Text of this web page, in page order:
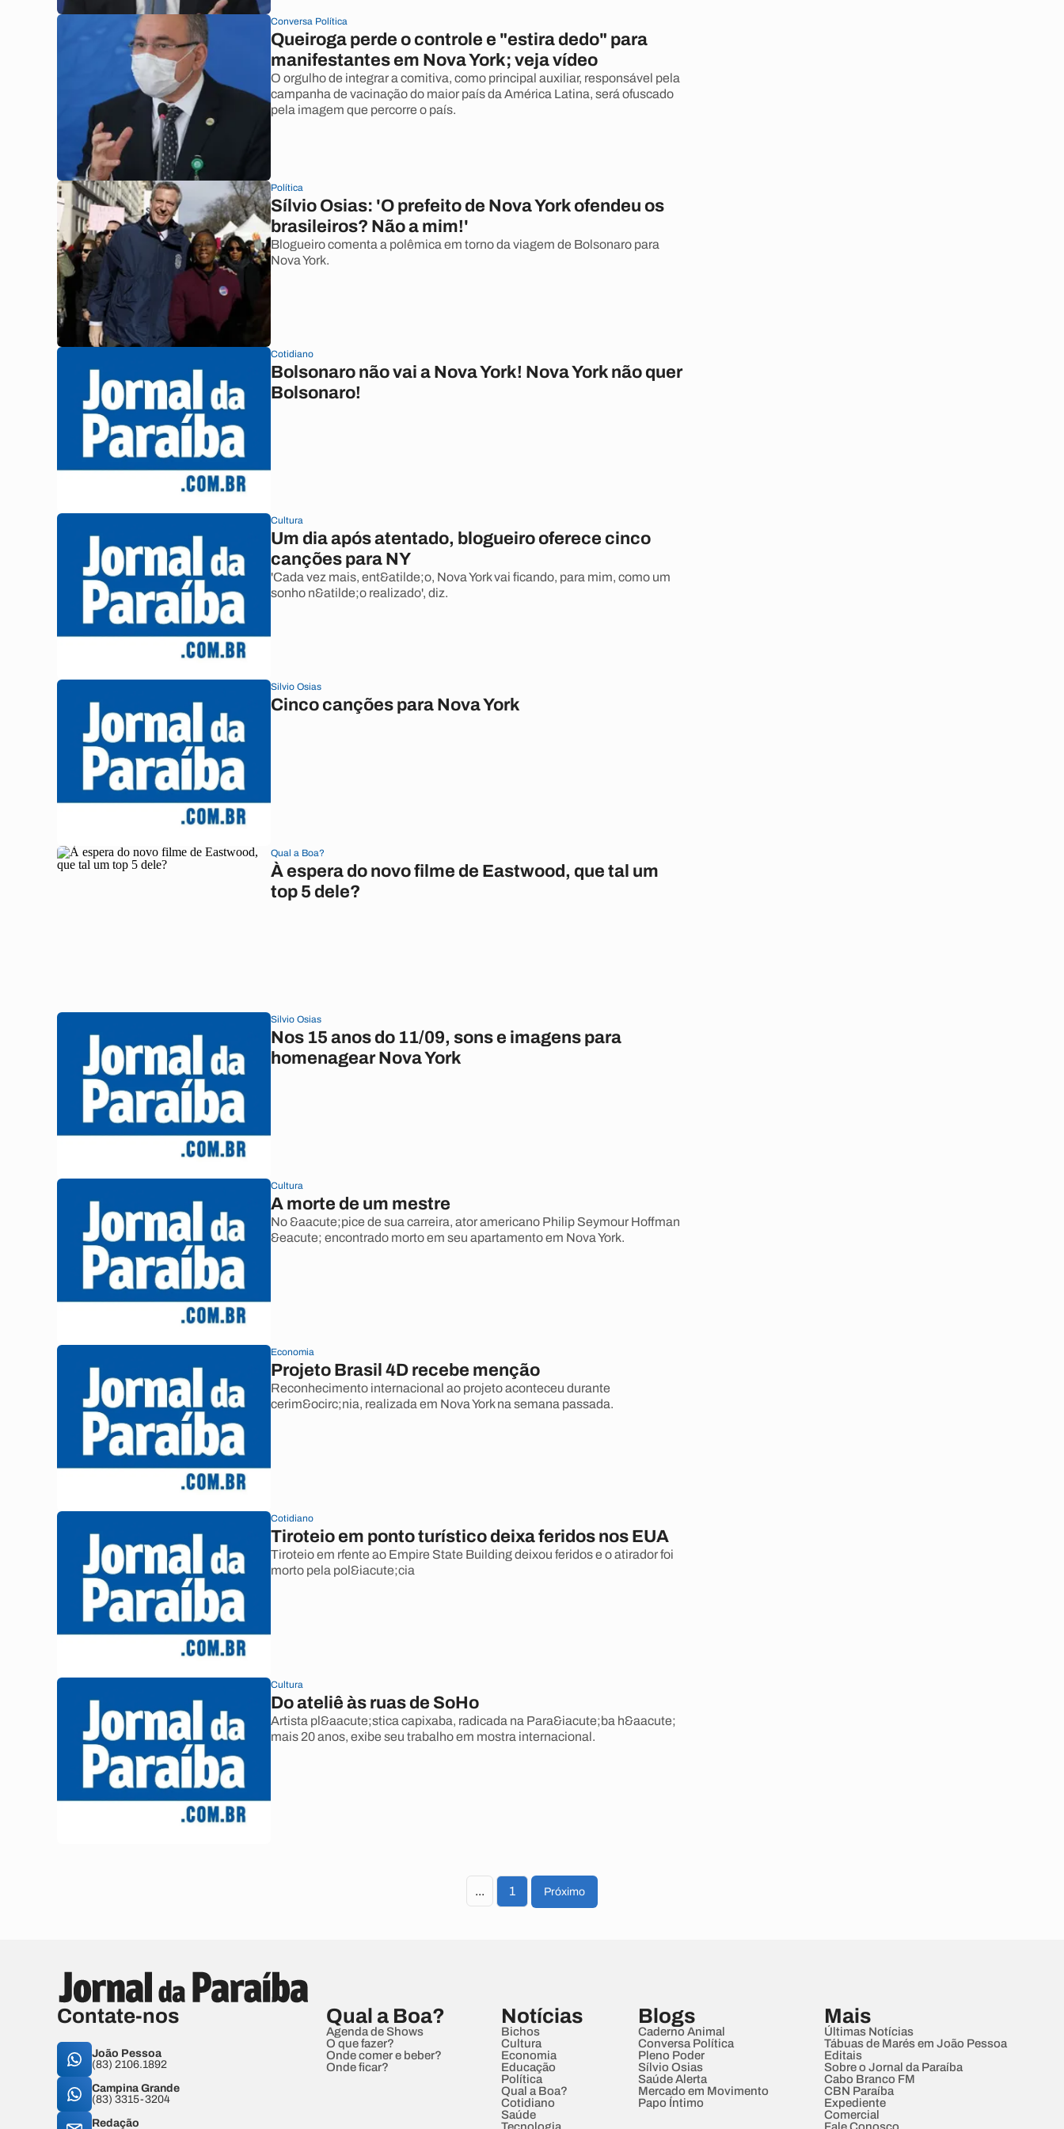
Conversa Política
Queiroga perde o controle e "estira dedo" para
manifestantes em Nova York; veja vídeo
O orgulho de integrar a comitiva, como principal auxiliar, responsável pela
campanha de vacinação do maior país da América Latina, será ofuscado
pela imagem que percorre o país.
Política
Sílvio Osias: 'O prefeito de Nova York ofendeu os
brasileiros? Não a mim!'
Blogueiro comenta a polêmica em torno da viagem de Bolsonaro para
Nova York.
Cotidiano
Bolsonaro não vai a Nova York! Nova York não quer
Bolsonaro!
Cultura
Um dia após atentado, blogueiro oferece cinco
canções para NY
'Cada vez mais, ent&atilde;o, Nova York vai ficando, para mim, como um
sonho n&atilde;o realizado', diz.
Silvio Osias
Cinco canções para Nova York
Qual a Boa?
À espera do novo filme de Eastwood, que tal um
top 5 dele?
Silvio Osias
Nos 15 anos do 11/09, sons e imagens para
homenagear Nova York
Cultura
A morte de um mestre
No &aacute;pice de sua carreira, ator americano Philip Seymour Hoffman
&eacute; encontrado morto em seu apartamento em Nova York.
Economia
Projeto Brasil 4D recebe menção
Reconhecimento internacional ao projeto aconteceu durante
cerim&ocirc;nia, realizada em Nova York na semana passada.
Cotidiano
Tiroteio em ponto turístico deixa feridos nos EUA
Tiroteio em rfente ao Empire State Building deixou feridos e o atirador foi
morto pela pol&iacute;cia
Cultura
Do ateliê às ruas de SoHo
Artista pl&aacute;stica capixaba, radicada na Para&iacute;ba h&aacute;
mais 20 anos, exibe seu trabalho em mostra internacional.
... 1 Próximo
Contate-nos
João Pessoa
(83) 2106.1892
Campina Grande
(83) 3315-3204
Redação
Qual a Boa?
Agenda de Shows
O que fazer?
Onde comer e beber?
Onde ficar?
Notícias
Bichos
Cultura
Economia
Educação
Política
Qual a Boa?
Cotidiano
Saúde
Blogs
Caderno Animal
Conversa Política
Pleno Poder
Sílvio Osias
Saúde Alerta
Mercado em Movimento
Papo Íntimo
Mais
Últimas Notícias
Tábuas de Marés em João Pessoa
Editais
Sobre o Jornal da Paraíba
Cabo Branco FM
CBN Paraíba
Expediente
Comercial